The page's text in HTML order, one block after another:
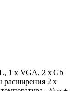
1 х VGA, 2 x Gb
расширения 2 x